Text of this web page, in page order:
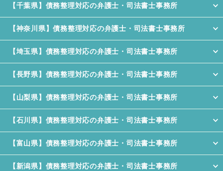
【千葉県】債務整理対応の弁護士・司法書士事務所
【神奈川県】債務整理対応の弁護士・司法書士事務所
【埼玉県】債務整理対応の弁護士・司法書士事務所
【長野県】債務整理対応の弁護士・司法書士事務所
【山梨県】債務整理対応の弁護士・司法書士事務所
【石川県】債務整理対応の弁護士・司法書士事務所
【富山県】債務整理対応の弁護士・司法書士事務所
【新潟県】債務整理対応の弁護士・司法書士事務所